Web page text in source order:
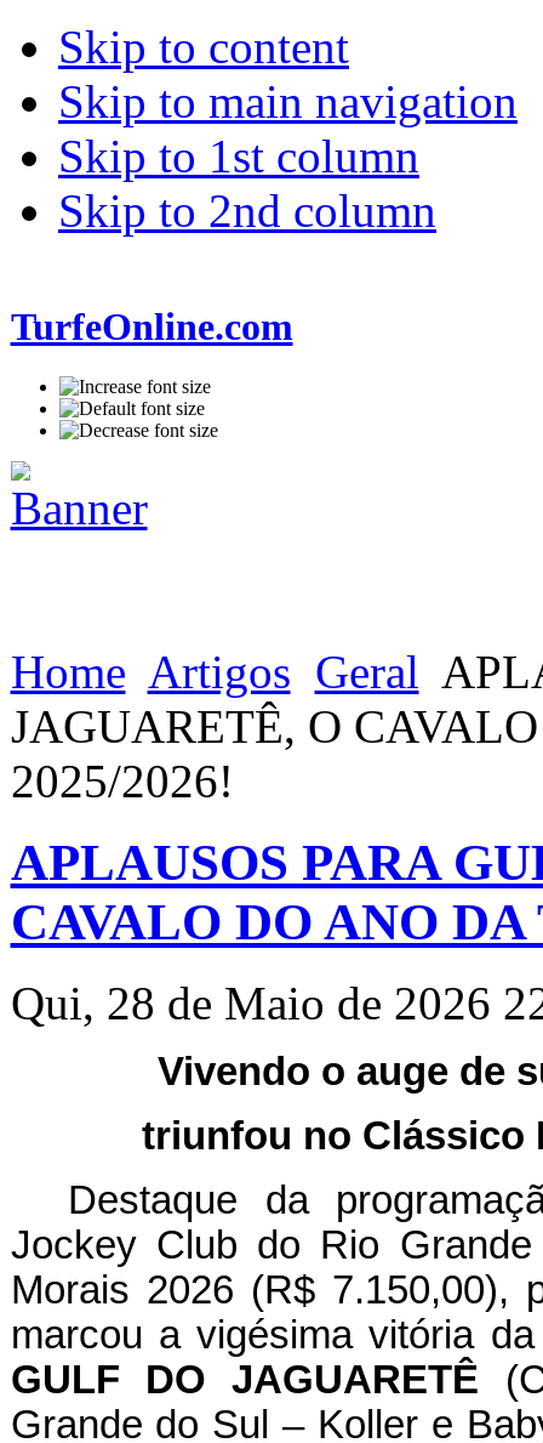
Skip to content
Skip to main navigation
Skip to 1st column
Skip to 2nd column
TurfeOnline.com
Home Artigos Geral
JAGUARETÊ, O
2025/2026!
APLAUSOS PARA
CAVALO DO ANO
Qui, 28 de Maio de 2026
Vivendo o auge de
triunfou no Clássico
Destaque da
Jockey Club do Rio
Morais 2026 (R$ 7.150,00),
marcou a vigésima vitória
GULF DO JAGUARETÊ
Grande do Sul – Koller e